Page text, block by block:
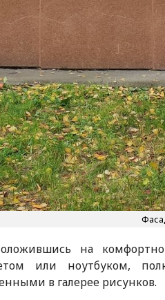
на
или ноутбуком,
в галерее рисунков.